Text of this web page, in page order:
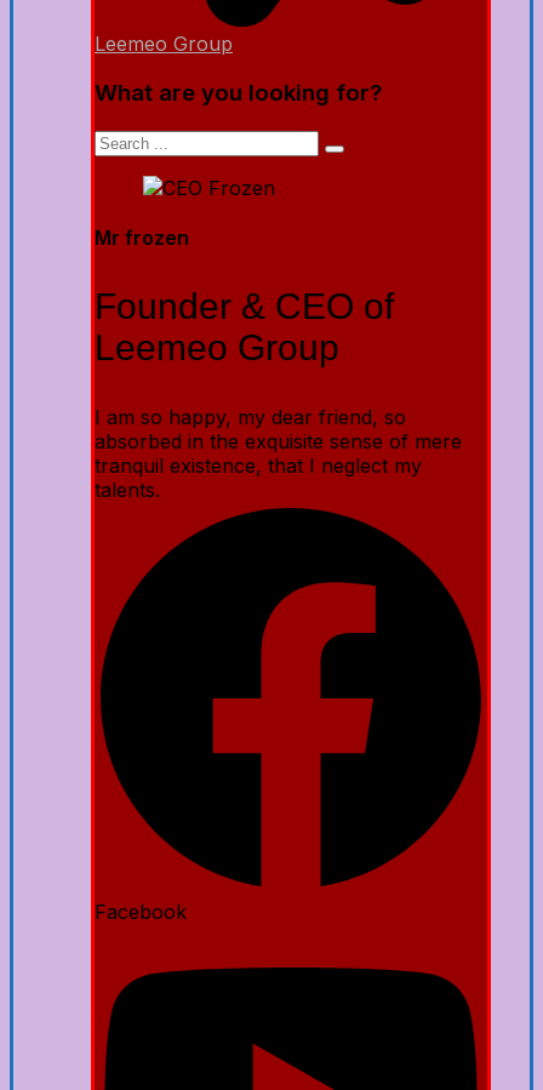
Leemeo Group
What are you looking for?
Mr frozen
Founder & CEO of
Leemeo Group
I am so happy, my dear friend, so
absorbed in the exquisite sense of mere
tranquil existence, that I neglect my
talents.
Facebook